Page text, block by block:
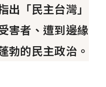
出「民主台灣」
害者、遭到邊緣
勃的民主政治。